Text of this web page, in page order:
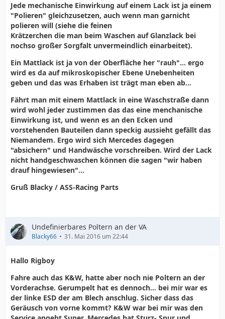
Jede mechanische Einwirkung auf einem Lack ist ja einem
"Polieren" gleichzusetzen, auch wenn man garnicht
polieren will (siehe die feinen
Krätzerchen die man beim Waschen auf Glanzlack bei
nochso großer Sorgfalt unvermeindlich einarbeitet).
Ein Mattlack ist ja von der Oberfläche her "rauh"... ergo
wird es da auf mikroskopischer Ebene Unebenheiten
geben und das was Erhaben ist trägt man eben ab...
Fährt man mit einem Mattlack in eine Waschstraße dann
wird wohl jeder zustimmen das das eine menchanische
Einwirkung ist, und wenn es an den Ecken und
vorstehenden Bauteilen dann speckig aussieht gefällt das
Niemandem. Ergo wird sich Mercedes dagegen
"absichern" und Handwäsche vorschreiben. Wird der Lack
nicht handgeschwaschen können die sagen "wir haben
drauf hingewiesen"...
Gruß Blacky / ASS-Racing Parts
Undefinierbares Poltern an der VA
Blacky66 31. Mai 2016 um 22:44
Hallo Rigboy
Fahre auch das K&W, hatte aber noch nie Poltern an der
Vorderachse. Gerumpelt hat es dennoch... bei mir war es
der linke ESD der am Blech anschlug. Sicher dass das
Geräusch von vorne kommt? K&W war bei mir was den